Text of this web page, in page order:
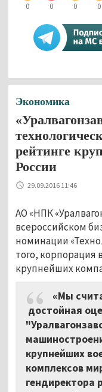
0 0 0 0
Экономика
рейтинге
России
29.09.2016 11:46
АО «НПК
всероссийском
номинации
того, корпорация
крупнейших
«Мы
достойная
крупнейших
комплексов
гендиректора